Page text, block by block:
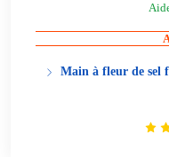
Main à fleur de sel